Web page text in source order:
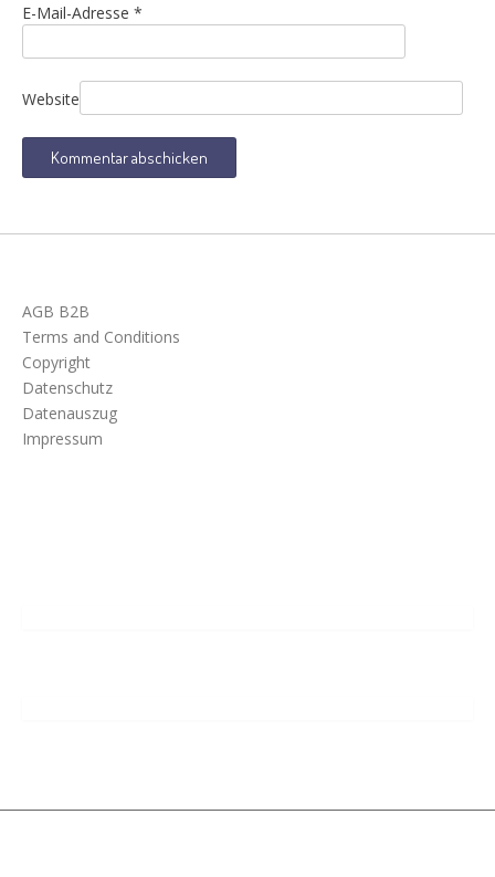
E-Mail-Adresse *
Website
AGB B2B
Terms and Conditions
Copyright
Datenschutz
Datenauszug
Impressum